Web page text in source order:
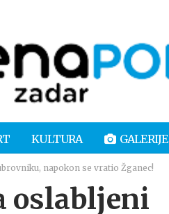
KULTURA GALERIJE
napokon se vratio Žganec!
oslabljeni